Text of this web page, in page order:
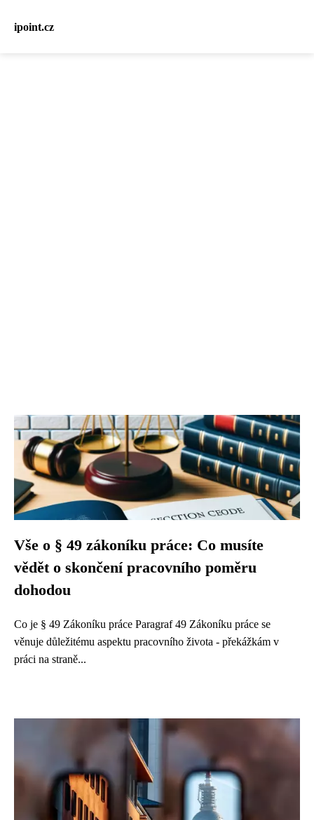
ipoint.cz
Vše o § 49 zákoníku práce: Co musíte
vědět o skončení pracovního poměru
dohodou
Co je § 49 Zákoníku práce Paragraf 49 Zákoníku práce se
věnuje důležitému aspektu pracovního života - překážkám v
práci na straně...